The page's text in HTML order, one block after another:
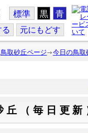
標準 黒 青
る 元にもどす
鳥取砂丘ページ 今日の鳥取
丘（毎日更新